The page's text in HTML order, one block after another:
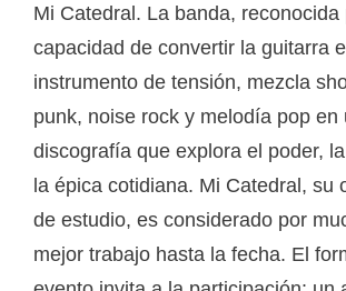
Mi Catedral. La banda, reconocida
capacidad de convertir la guitarra
instrumento de tensión, mezcla
punk, noise rock y melodía pop en
discografía que explora el poder,
la épica cotidiana. Mi Catedral, su
de estudio, es considerado por
mejor trabajo hasta la fecha. El